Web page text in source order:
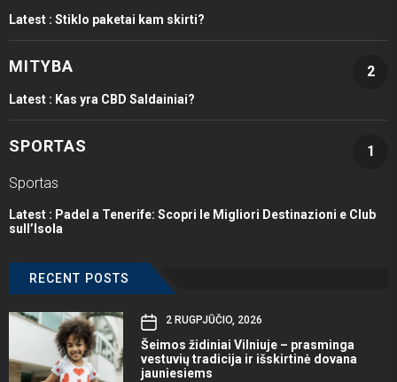
Latest : Stiklo paketai kam skirti?
MITYBA 2
Latest : Kas yra CBD Saldainiai?
SPORTAS
1
Sportas
Latest : Padel a Tenerife: Scopri le Migliori Destinazioni e Club
sull’Isola
RECENT POSTS
2 RUGPJŪČIO, 2026
Šeimos židiniai Vilniuje – prasminga
vestuvių tradicija ir išskirtinė dovana
jauniesiems